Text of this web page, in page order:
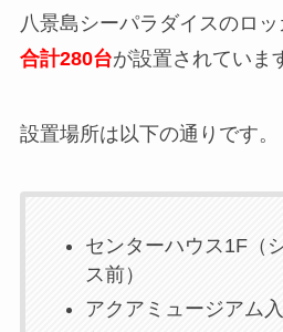
八景島シーパラダイスのロッ
合計280台が設置されていま
設置場所は以下の通りです。
センターハウス1F（
ス前）
アクアミュージアム入